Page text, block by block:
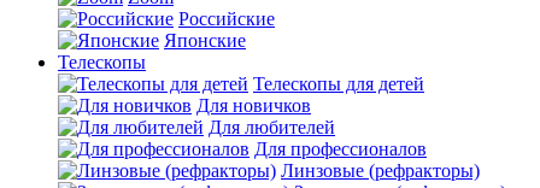
Российские
Японские
Телескопы
Телескопы для детей
Для новичков
Для любителей
Для профессионалов
Линзовые (рефракторы)